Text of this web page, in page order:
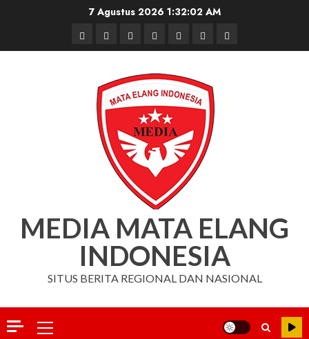
7 Agustus 2026 1:32:03 AM
BerandaNasionalDaerahHukum
dan
Kriminal
Pendidikan
Box
Redaksi
Iklan
MEDIA MATA ELANG
INDONESIA
SITUS BERITA REGIONAL DAN NASIONAL
Primary